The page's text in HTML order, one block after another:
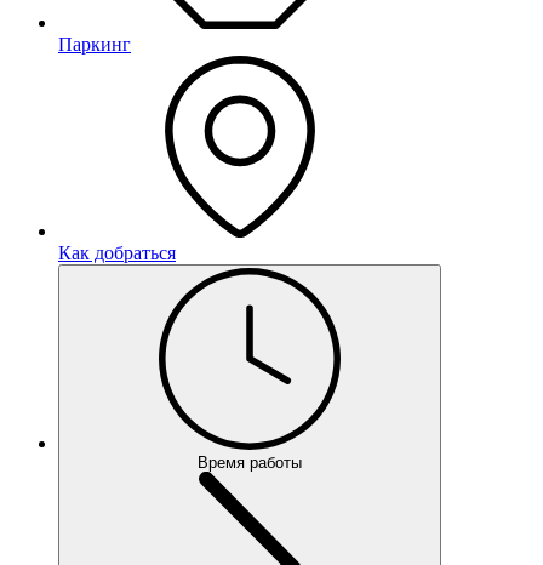
Паркинг
Как добраться
Время работы